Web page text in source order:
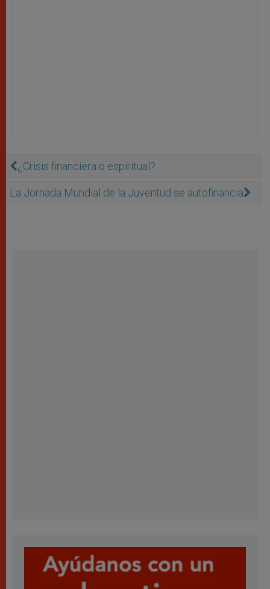
¿Crisis financiera o espiritual?
La Jornada Mundial de la Juventud se autofinancia